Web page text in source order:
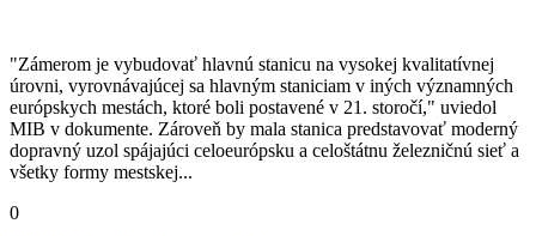
"Zámerom je vybudovať hlavnú stanicu na vysokej kvalitatívnej
úrovni, vyrovnávajúcej sa hlavným staniciam v iných významných
európskych mestách, ktoré boli postavené v 21. storočí," uviedol
MIB v dokumente. Zároveň by mala stanica predstavovať moderný
dopravný uzol spájajúci celoeurópsku a celoštátnu železničnú sieť a
všetky formy mestskej...
0